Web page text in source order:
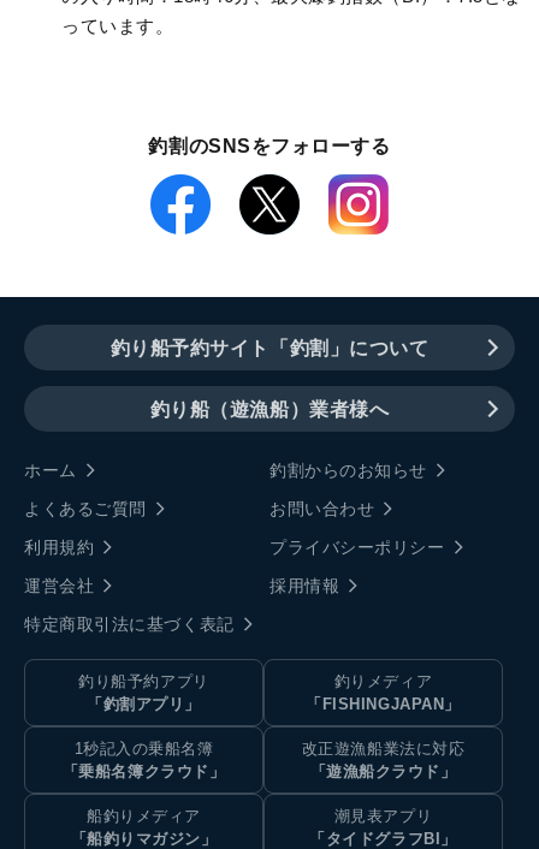
っています。
釣割のSNSをフォローする
釣り船予約サイト「釣割」について
釣り船（遊漁船）業者様へ
ホーム
釣割からのお知らせ
よくあるご質問
お問い合わせ
利用規約
プライバシーポリシー
運営会社
採用情報
特定商取引法に基づく表記
釣り船予約アプリ
「釣割アプリ」
釣りメディア
「FISHINGJAPAN」
1秒記入の乗船名簿
「乗船名簿クラウド」
改正遊漁船業法に対応
「遊漁船クラウド」
船釣りメディア
「船釣りマガジン」
潮見表アプリ
「タイドグラフBI」